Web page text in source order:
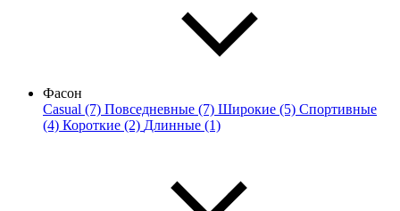
Фасон
Casual (7) Повседневные (7) Широкие (5) Спортивные
(4) Короткие (2) Длинные (1)